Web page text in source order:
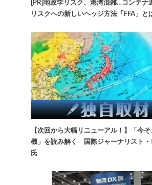
[PR]地政学リスク、港湾混雑…コンテナ
リスクへの新しいヘッジ方法「FFA」と
【次回から大幅リニューアル！】「今
機」を読み解く 国際ジャーナリスト・
氏